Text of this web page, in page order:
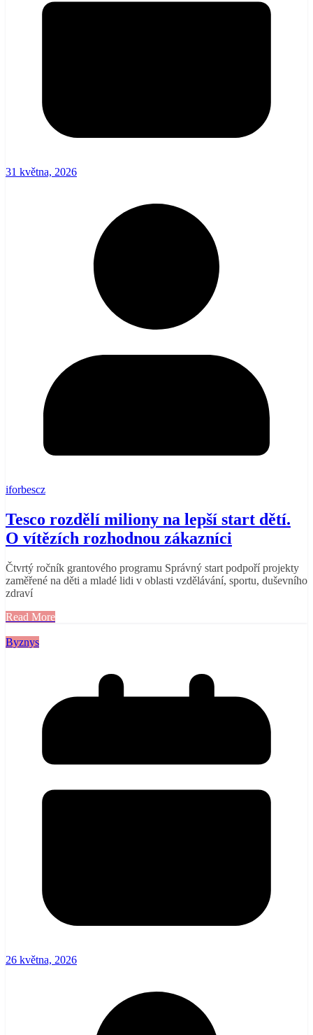
31 května, 2026
iforbescz
Tesco rozdělí miliony na lepší start dětí.
O vítězích rozhodnou zákazníci
Čtvrtý ročník grantového programu Správný start podpoří projekty
zaměřené na děti a mladé lidi v oblasti vzdělávání, sportu, duševního
zdraví
Read More
Byznys
26 května, 2026